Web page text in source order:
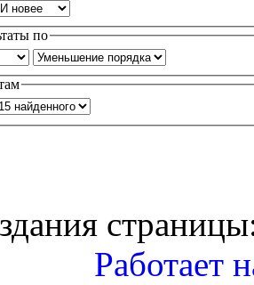
по
Работает